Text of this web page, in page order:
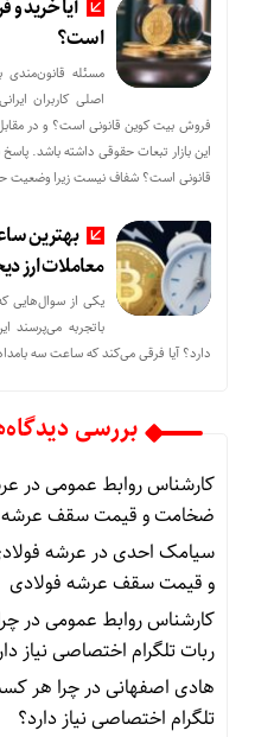
آیا خرید
است؟
مسئله قانون‌مندی
اصلی کاربران
فروش بیت کوین قانونی است؟ و در
این بازار تبعات حقوقی داشته باشد.
قانونی است؟ شفاف نیست زیرا
بهترین
معاملات ارز
یکی از سوال‌هایی
باتجربه می‌پرسند
دارد؟ آیا فرقی می‌کند که ساعت سه
بررسی
کارشناس روابط عمومیدر
ضخامت و قیمت سقف عرشه
سیامک احدیدرعرشه
و قیمت سقف عرشه فولادی
کارشناس روابط عمومیدر
ربات تلگرام اختصاصی نیاز
هادی اصفهانیدرچرا هر
تلگرام اختصاصی نیاز دارد؟